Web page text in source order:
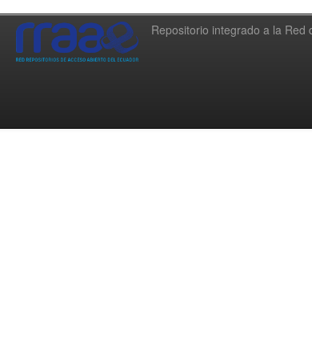
Repositorio integrado a la Red